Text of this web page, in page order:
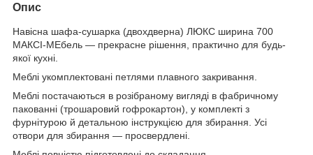
Опис
Навісна шафа-сушарка (двохдверна) ЛЮКС ширина 700
МАКСІ-МЕбель — прекрасне рішення, практично для будь-
якої кухні.
Меблі укомплектовані петлями плавного закривання.
Меблі постачаються в розібраному вигляді в фабричному
пакованні (трошаровий гофрокартон), у комплекті з
фурнітурою й детальною інструкцією для збирання. Усі
отвори для збирання — просвердлені.